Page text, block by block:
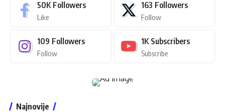
50K Followers
Like
163 Followers
Follow
109 Followers
Follow
1K Subscribers
Subscribe
Najnovije